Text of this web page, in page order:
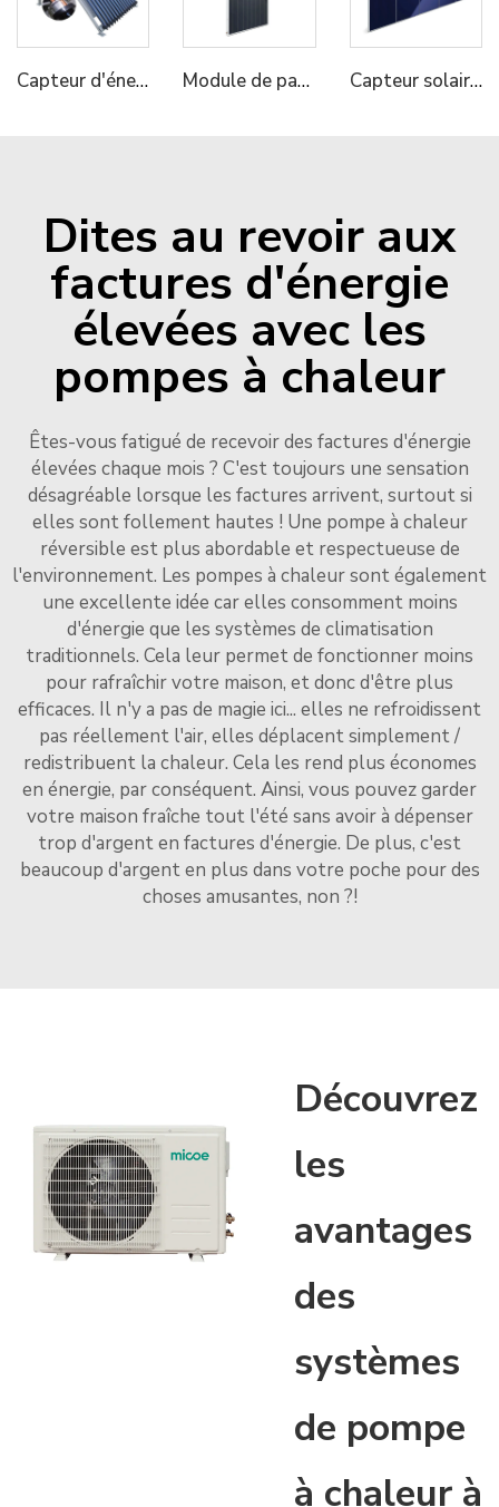
Capteur d'énergie solaire Micoe Tube à vide Collecteur de chaleur pour chauffe-eau Module de panneau PV Micoe 550W pour système solaire Capteur solaire thermique Micoe pour chauffage de l'eau chaude
Dites au revoir aux
factures d'énergie
élevées avec les
pompes à chaleur
Êtes-vous fatigué de recevoir des factures d'énergie
élevées chaque mois ? C'est toujours une sensation
désagréable lorsque les factures arrivent, surtout si
elles sont follement hautes ! Une pompe à chaleur
réversible est plus abordable et respectueuse de
l'environnement. Les pompes à chaleur sont également
une excellente idée car elles consomment moins
d'énergie que les systèmes de climatisation
traditionnels. Cela leur permet de fonctionner moins
pour rafraîchir votre maison, et donc d'être plus
efficaces. Il n'y a pas de magie ici... elles ne refroidissent
pas réellement l'air, elles déplacent simplement /
redistribuent la chaleur. Cela les rend plus économes
en énergie, par conséquent. Ainsi, vous pouvez garder
votre maison fraîche tout l'été sans avoir à dépenser
trop d'argent en factures d'énergie. De plus, c'est
beaucoup d'argent en plus dans votre poche pour des
choses amusantes, non ?!
Découvrez
les
avantages
des
systèmes
de pompe
à chaleur à